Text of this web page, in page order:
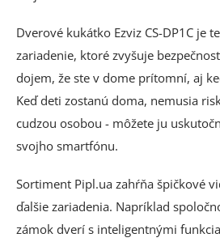
Dverové kukátko Ezviz CS-DP1C je
zariadenie, ktoré zvyšuje
dojem, že ste v dome prítomní, aj
Keď deti zostanú doma, nemusia
cudzou osobou - môžete ju
svojho smartfónu.
Sortiment Pipl.ua zahŕňa špičkové
ďalšie zariadenia. Napríklad
zámok dverí s inteligentnými